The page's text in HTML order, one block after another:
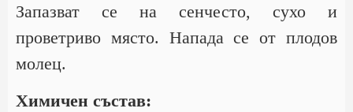
Запазват се на сенчесто, сухо и
проветриво място. Напада се от плодов
молец.
Химичен състав: